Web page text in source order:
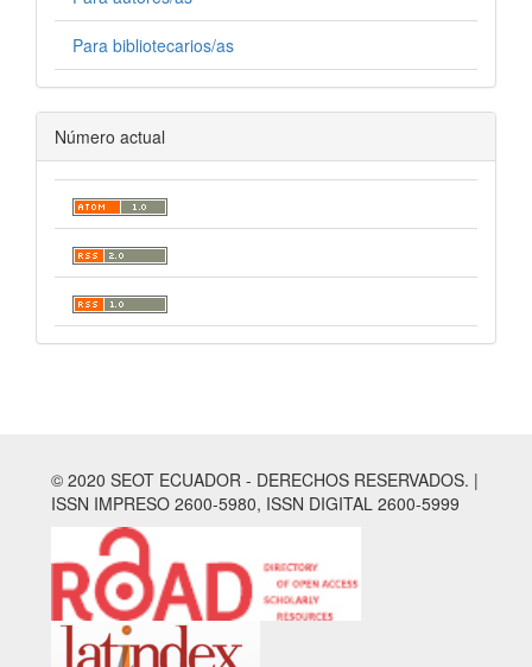
Para bibliotecarios/as
Número actual
© 2020 SEOT ECUADOR - DERECHOS RESERVADOS. |
ISSN IMPRESO 2600-5980, ISSN DIGITAL 2600-5999